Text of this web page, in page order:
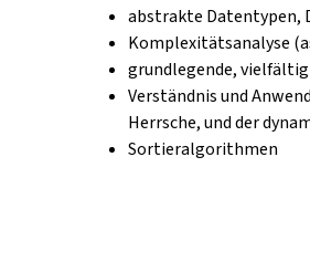
abstrakte Datentypen,
Komplexitätsanalyse
grundlegende,
Verständnis und
Herrsche, und der
Sortieralgorithmen